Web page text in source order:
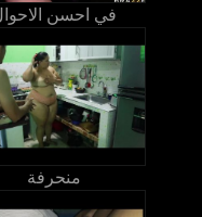
في احسن
منحرفة